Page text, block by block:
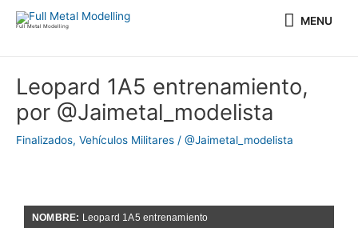
Full Metal Modelling MENU
MENU
Leopard 1A5 entrenamiento,
por @Jaimetal_modelista
Finalizados, Vehículos Militares / @Jaimetal_modelista
NOMBRE: Leopard 1A5 entrenamiento
entradas